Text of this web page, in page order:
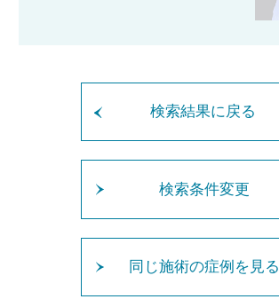
検索結果に戻る
検索条件変更
同じ施術の症例を見る